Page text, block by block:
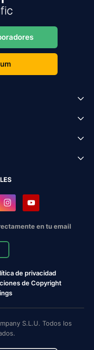
en tu email
de privacidad
de Copyright
S.L.U. Todos los